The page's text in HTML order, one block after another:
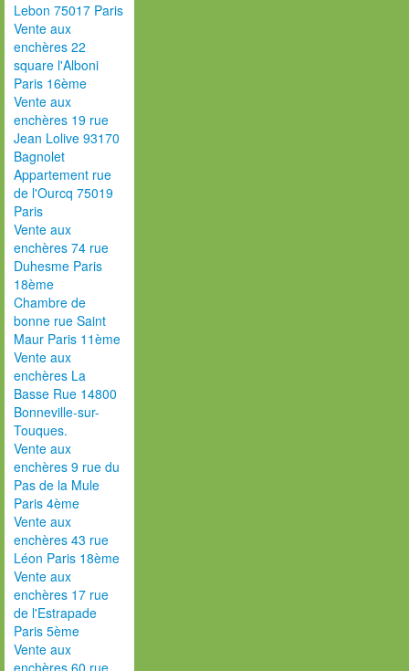
Lebon 75017 Paris
Vente aux
enchères 22
square l'Alboni
Paris 16ème
Vente aux
enchères 19 rue
Jean Lolive 93170
Bagnolet
Appartement rue
de l'Ourcq 75019
Paris
Vente aux
enchères 74 rue
Duhesme Paris
18ème
Chambre de
bonne rue Saint
Maur Paris 11ème
Vente aux
enchères La
Basse Rue 14800
Bonneville-sur-
Touques.
Vente aux
enchères 9 rue du
Pas de la Mule
Paris 4ème
Vente aux
enchères 43 rue
Léon Paris 18ème
Vente aux
enchères 17 rue
de l'Estrapade
Paris 5ème
Vente aux
enchères 60 rue